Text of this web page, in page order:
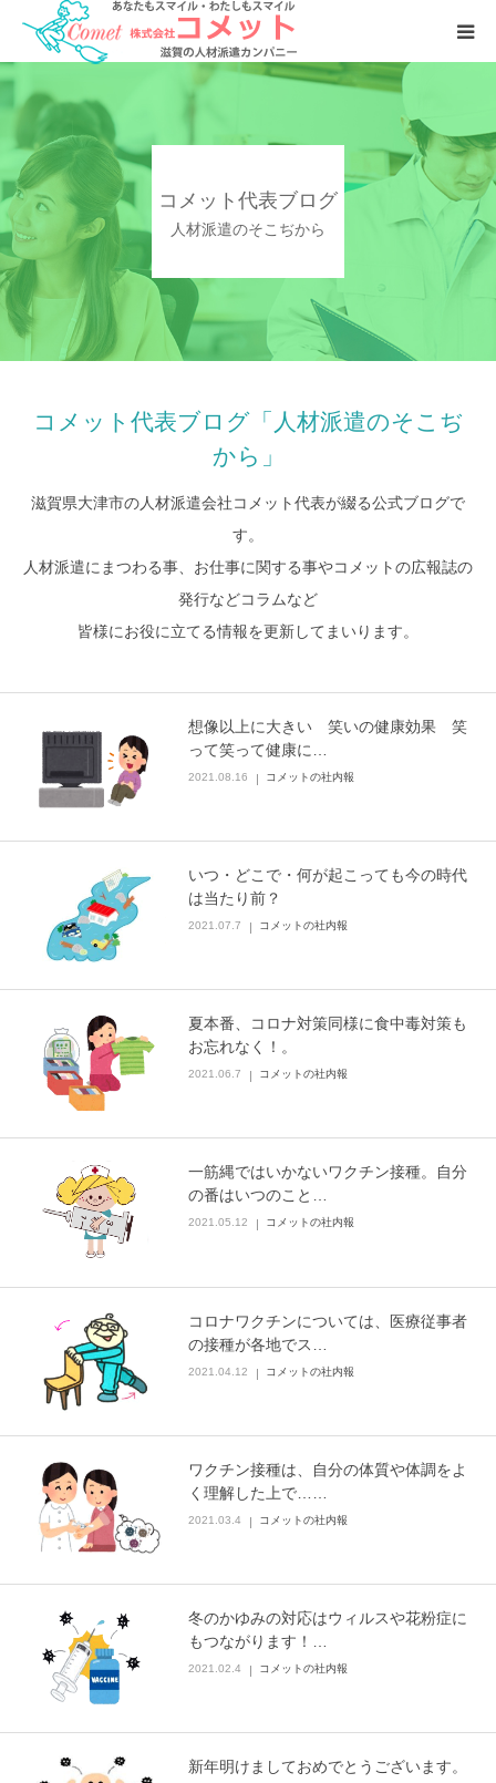
コメット代表ブログ
人材派遣のそこぢから
コメット代表ブログ「人材派遣のそこぢ
から」
滋賀県大津市の人材派遣会社コメット代表が綴る公式ブログで
す。
人材派遣にまつわる事、お仕事に関する事やコメットの広報誌の
発行などコラムなど
皆様にお役に立てる情報を更新してまいります。
想像以上に大きい 笑いの健康効果 笑
って笑って健康に…
2021.08.16 コメットの社内報
いつ・どこで・何が起こっても今の時代
は当たり前？
2021.07.7 コメットの社内報
夏本番、コロナ対策同様に食中毒対策も
お忘れなく！。
2021.06.7 コメットの社内報
一筋縄ではいかないワクチン接種。自分
の番はいつのこと…
2021.05.12 コメットの社内報
コロナワクチンについては、医療従事者
の接種が各地でス…
2021.04.12 コメットの社内報
ワクチン接種は、自分の体質や体調をよ
く理解した上で……
2021.03.4 コメットの社内報
冬のかゆみの対応はウィルスや花粉症に
もつながります！…
2021.02.4 コメットの社内報
新年明けましておめでとうございます。
お仕事をおさがしの方へ
人材をおさがしの企業様へ
会社案内